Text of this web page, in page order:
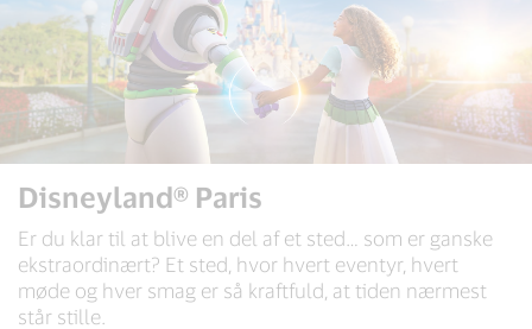
Disneyland® Paris
Er du klar til at blive en del af et sted… som er ganske
ekstraordinært? Et sted, hvor hvert eventyr, hvert
møde og hver smag er så kraftfuld, at tiden nærmest
står stille.